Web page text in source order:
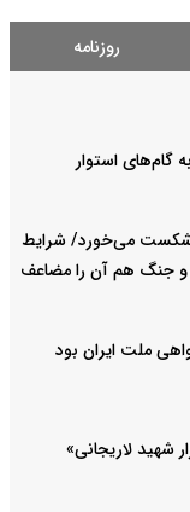
روزنامه
گام‌های استوار
شکست می‌خورد/ شرایط
و جنگ هم آن را مضاعف‌
ملت ایران بود
شهید لاریجانی»